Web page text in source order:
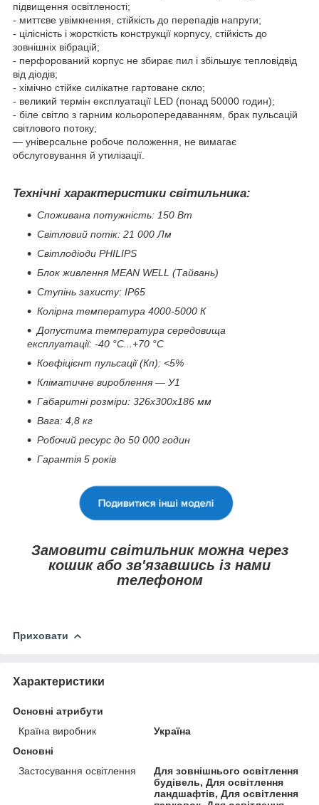
підвищення освітленості;
- миттєве увімкнення, стійкість до перепадів напруги;
- цілісність і жорсткість конструкції корпусу, стійкість до
зовнішніх вібрацій;
- перфорований корпус не збирає пил і збільшує тепловідвід
від діодів;
- хімічно стійке силікатне гартоване скло;
- великий термін експлуатації LED (понад 50000 годин);
- біле світло з гарним кольоропередаванням, брак пульсацій
світлового потоку;
— універсальне робоче положення, не вимагає
обслуговування й утилізації.
Технічні характеристики світильника:
Споживана потужність: 150 Вт
Світловий потік: 21 000 Лм
Світлодіоди PHILIPS
Блок живлення MEAN WELL (Тайвань)
Ступінь захисту: IP65
Колірна температура 4000-5000 К
Допустима температура середовища
експлуатації: -40 °C...+70 °C
Коефіцієнт пульсації (Кп): <5%
Кліматичне вироблення — У1
Габаритні розміри: 326х300х186 мм
Вага: 4,8 кг
Робочий ресурс до 50 000 годин
Гарантія 5 років
Замовити світильник можна через
кошик або зв'язавшись із нами
телефоном
Приховати
Характеристики
Основні атрибути
Країна виробник
Україна
Основні
Застосування освітлення
Для зовнішнього освітлення
будівель, Для освітлення
ландшафтів, Для освітлення